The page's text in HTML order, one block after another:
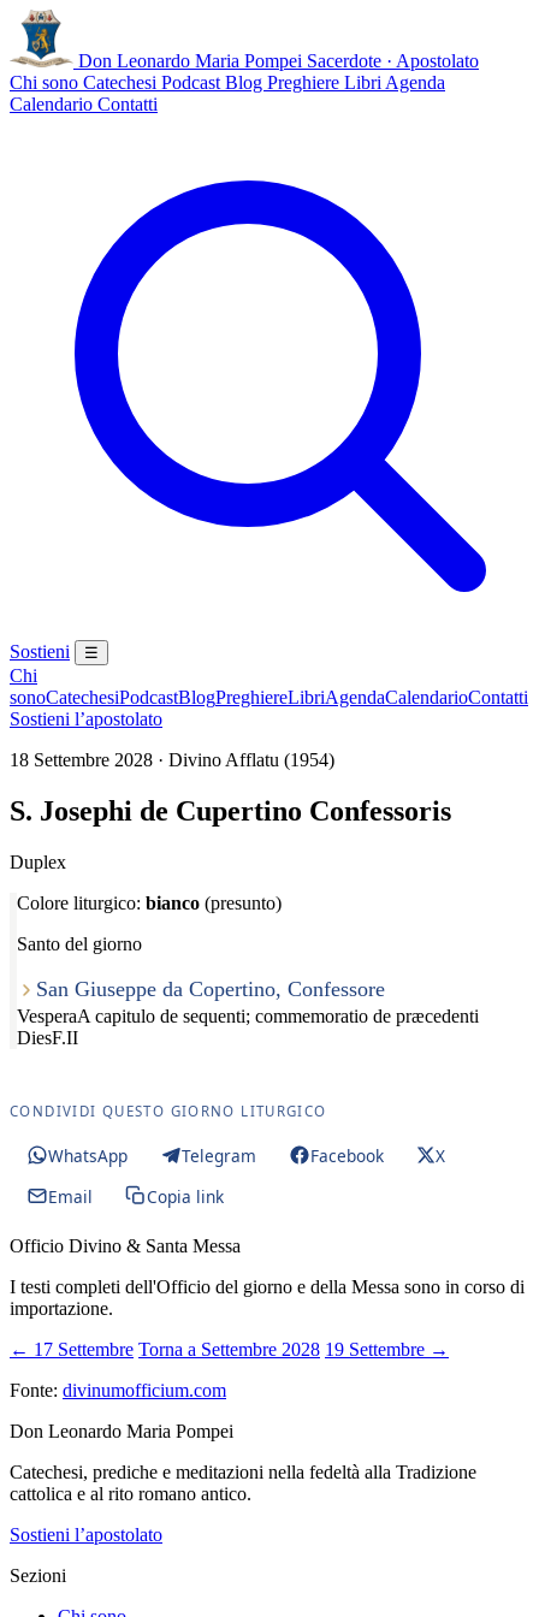
Don Leonardo Maria Pompei Sacerdote · Apostolato
Chi sono Catechesi Podcast Blog Preghiere Libri Agenda
Calendario Contatti
Sostieni ☰
Chi
sonoCatechesiPodcastBlogPreghiereLibriAgendaCalendarioContatti
Sostieni l’apostolato
18 Settembre 2028 · Divino Afflatu (1954)
S. Josephi de Cupertino Confessoris
Duplex
Colore liturgico: bianco (presunto)
Santo del giorno
San Giuseppe da Copertino, Confessore
VesperaA capitulo de sequenti; commemoratio de præcedenti
DiesF.II
CONDIVIDI QUESTO GIORNO LITURGICO
WhatsApp Telegram Facebook
X
Email
Copia link
Officio Divino & Santa Messa
I testi completi dell'Officio del giorno e della Messa sono in corso di
importazione.
← 17 Settembre Torna a Settembre 2028 19 Settembre →
Fonte: divinumofficium.com
Don Leonardo Maria Pompei
Catechesi, prediche e meditazioni nella fedeltà alla Tradizione
cattolica e al rito romano antico.
Sostieni l’apostolato
Sezioni